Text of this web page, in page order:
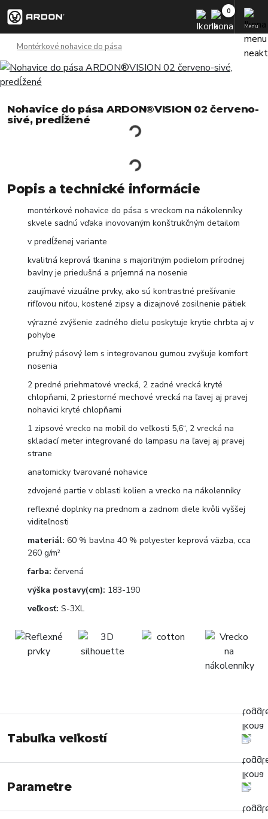
Menu
Montérkové nohavice do pása
Nohavice do pása ARDON®VISION 02 červeno-
sivé, predĺžené
Popis a technické informácie
montérkové nohavice do pása s vreckom na nákolenníky
skvele sadnú vďaka inovovaným konštrukčným detailom
v predĺženej variante
kvalitná keprová tkanina s majoritným podielom prírodnej
bavlny je priedušná a príjemná na nosenie
zaujímavé vizuálne prvky, ako sú kontrastné prešívanie
rifľovou niťou, kostené zipsy a dizajnové zosilnenie pätiek
výrazné zvýšenie zadného dielu poskytuje krytie chrbta aj v
pohybe
pružný pásový lem s integrovanou gumou zvyšuje komfort
nosenia
2 predné priehmatové vrecká, 2 zadné vrecká kryté
chlopňami, 2 priestorné mechové vrecká na ľavej aj pravej
nohavici kryté chlopňami
1 zipsové vrecko na mobil do veľkosti 5,6“, 2 vrecká na
skladací meter integrované do lampasu na ľavej aj pravej
strane
anatomicky tvarované nohavice
zdvojené partie v oblasti kolien a vrecko na nákolenníky
reflexné doplnky na prednom a zadnom diele kvôli vyššej
viditeľnosti
materiál: 60 % bavlna 40 % polyester keprová väzba, cca
260 g/m²
farba: červená
výška postavy(cm): 183-190
veľkosť: S-3XL
Tabuľka veľkostí
Parametre